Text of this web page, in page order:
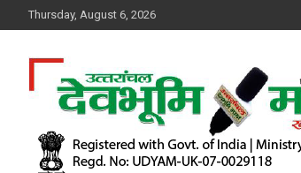
to
Thursday, August 6, 2026